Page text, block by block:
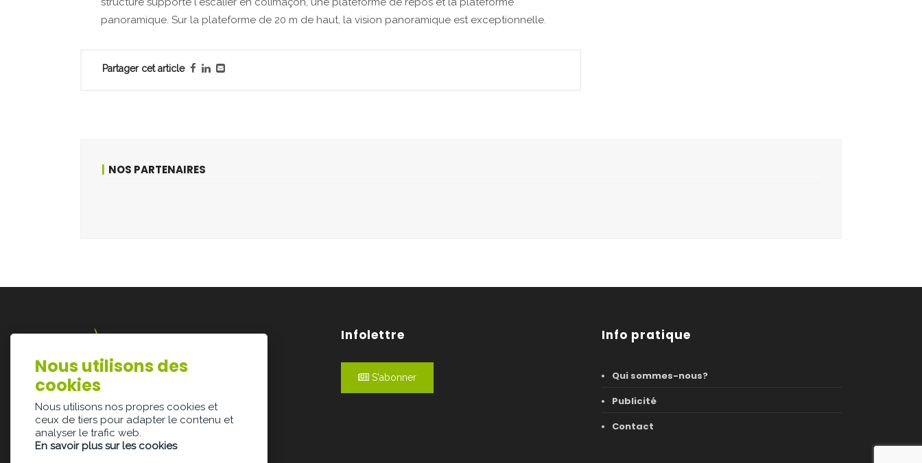
panoramique. Sur la plateforme de 20 m de haut, la vision panoramique est exceptionnelle.
Partager cet article
NOS PARTENAIRES
Lazarijstraat 168
3500 Hasselt
Infolettre
S'abonner
Info pratique
Qui sommes-nous?
Publicité
Contact
Nous utilisons des
cookies
Nous utilisons nos propres cookies et
ceux de tiers pour adapter le contenu et
analyser le trafic web.
En savoir plus sur les cookies